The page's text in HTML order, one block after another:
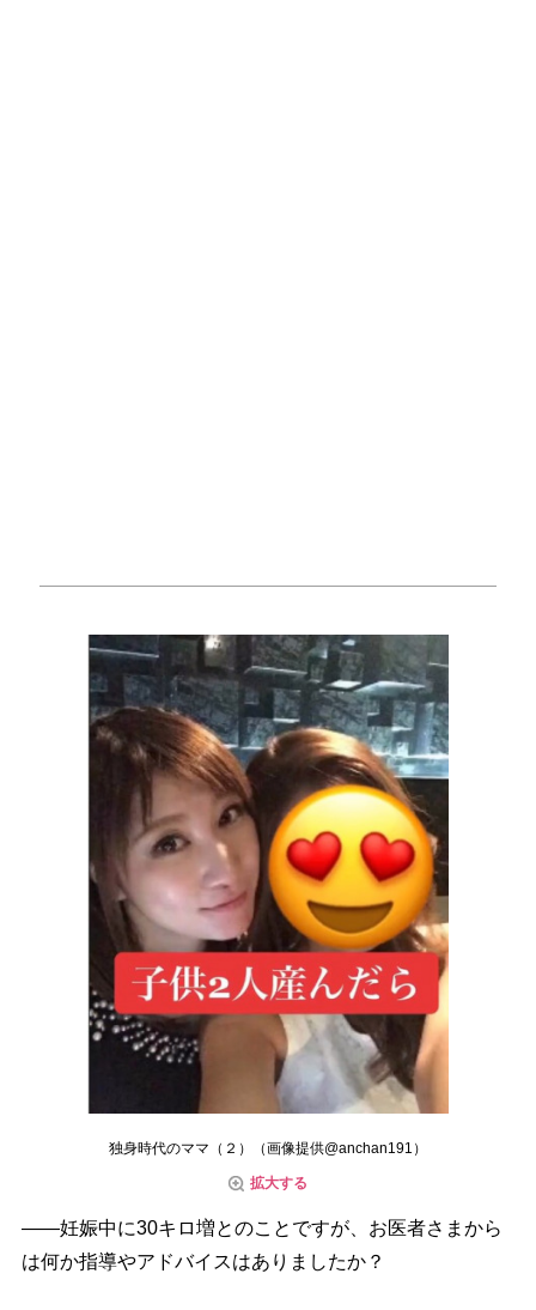
独身時代のママ（２）（画像提供@anchan191）
拡大する
――妊娠中に30キロ増とのことですが、お医者さまから
は何か指導やアドバイスはありましたか？